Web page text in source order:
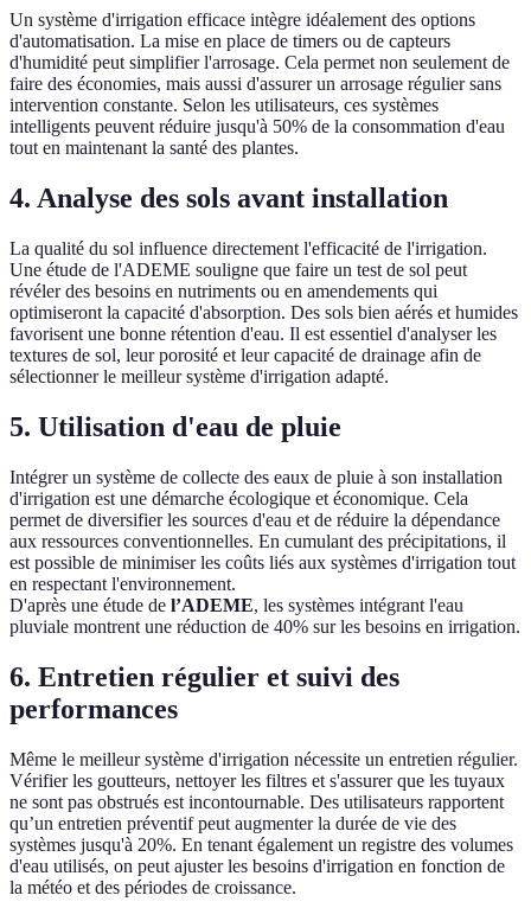
Un système d'irrigation efficace intègre idéalement des options
d'automatisation. La mise en place de timers ou de capteurs
d'humidité peut simplifier l'arrosage. Cela permet non seulement de
faire des économies, mais aussi d'assurer un arrosage régulier sans
intervention constante. Selon les utilisateurs, ces systèmes
intelligents peuvent réduire jusqu'à 50% de la consommation d'eau
tout en maintenant la santé des plantes.
4. Analyse des sols avant installation
La qualité du sol influence directement l'efficacité de l'irrigation.
Une étude de l'ADEME souligne que faire un test de sol peut
révéler des besoins en nutriments ou en amendements qui
optimiseront la capacité d'absorption. Des sols bien aérés et humides
favorisent une bonne rétention d'eau. Il est essentiel d'analyser les
textures de sol, leur porosité et leur capacité de drainage afin de
sélectionner le meilleur système d'irrigation adapté.
5. Utilisation d'eau de pluie
Intégrer un système de collecte des eaux de pluie à son installation
d'irrigation est une démarche écologique et économique. Cela
permet de diversifier les sources d'eau et de réduire la dépendance
aux ressources conventionnelles. En cumulant des précipitations, il
est possible de minimiser les coûts liés aux systèmes d'irrigation tout
en respectant l'environnement.
D'après une étude de l’ADEME, les systèmes intégrant l'eau
pluviale montrent une réduction de 40% sur les besoins en irrigation.
6. Entretien régulier et suivi des
performances
Même le meilleur système d'irrigation nécessite un entretien régulier.
Vérifier les goutteurs, nettoyer les filtres et s'assurer que les tuyaux
ne sont pas obstrués est incontournable. Des utilisateurs rapportent
qu’un entretien préventif peut augmenter la durée de vie des
systèmes jusqu'à 20%. En tenant également un registre des volumes
d'eau utilisés, on peut ajuster les besoins d'irrigation en fonction de
la météo et des périodes de croissance.